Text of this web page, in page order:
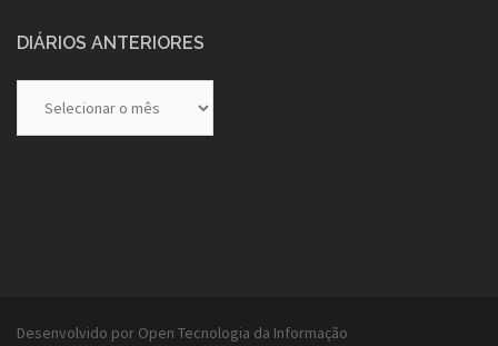
DIÁRIOS ANTERIORES
Anteriores
Desenvolvido por Open Tecnologia da Informação